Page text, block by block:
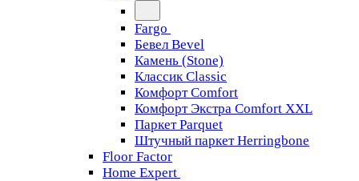
Fargo
Бевел Bevel
Камень (Stone)
Классик Classic
Комфорт Comfort
Комфорт Экстра Comfort XXL
Паркет Parquet
Штучный паркет Herringbone
Floor Factor
Home Expert